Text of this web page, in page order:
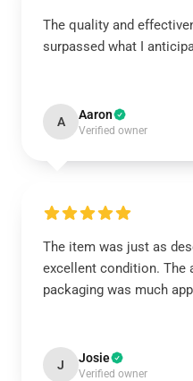
The quality and
surpassed what I
A Aaron
Verified owner
The item was just as
excellent condition.
packaging was much
J Josie
Verified owner